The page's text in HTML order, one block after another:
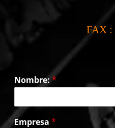
FAX :
Nombre:*
Empresa*